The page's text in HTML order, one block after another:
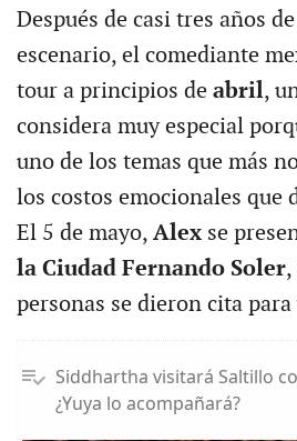
Después de casi tres años
escenario, el comediante
tour a principios deabril,
considera muy especial
uno de los temas que más
los costos emocionales que
El 5 de mayo, Alexse
la Ciudad Fernando Soler,
personas se dieron cita
Siddhartha visitará Saltillo
¿Yuya lo acompañará?